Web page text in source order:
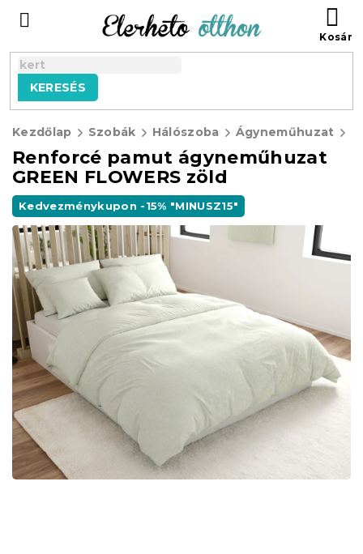
tartalomhoz
KERESÉS
Kezdőlap Szobák Hálószoba Ágyneműhuzat
Renforcé pamut ágyneműhuzat
GREEN FLOWERS zöld
Kedvezménykupon -15% "MINUSZ15"